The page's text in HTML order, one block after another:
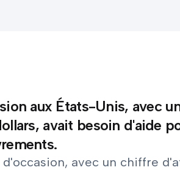
aux États-Unis, avec
avait besoin d'aide
avec un chiffre